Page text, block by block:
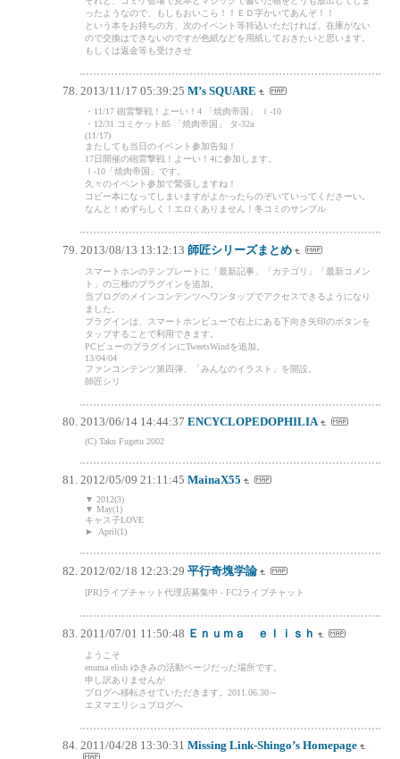
ったようなので、もしもおいこら！！ＥＤ字かいてあんぞ！！
という本をお持ちの方、次のイベント等持込いただければ、在庫がない
ので交換はできないのですが色紙などを用紙しておきたいと思います。
もしくは返金等も受けさせ
2013/11/17 05:39:25 M’s SQUARE
・11/17 砲雷撃戦！よーい！4 「焼肉帝国」 Ｉ-10
・12/31 コミケット85 「焼肉帝国」 タ-32a
(11/17)
またしても当日のイベント参加告知！
17日開催の砲雷撃戦！よーい！4に参加します。
Ｉ-10「焼肉帝国」です。
久々のイベント参加で緊張しますね！
コピー本になってしまいますがよかったらのぞいていってくださーい。
なんと！めずらしく！エロくありません！冬コミのサンプル
2013/08/13 13:12:13 師匠シリーズまとめ
スマートホンのテンプレートに「最新記事」「カテゴリ」「最新コメン
ト」の三種のプラグインを追加。
当ブログのメインコンテンツへワンタップでアクセスできるようになり
ました。
プラグインは、スマートホンビューで右上にある下向き矢印のボタンを
タップすることで利用できます。
PCビューのプラグインにTweetsWindを追加。
13/04/04
ファンコンテンツ第四弾、「みんなのイラスト」を開設。
師匠シリ
2013/06/14 14:44:37 ENCYCLOPEDOPHILIA
(C) Taku Fugetu 2002
2012/05/09 21:11:45 MainaX55
▼ 2012(3)
▼ May(1)
キャス子LOVE
► April(1)
2012/02/18 12:23:29 平行奇塊学論
[PR]ライブチャット代理店募集中 - FC2ライブチャット
2011/07/01 11:50:48 Ｅｎｕｍａ ｅｌｉｓｈ
ようこそ
enuma elish ゆきみの活動ページだった場所です。
申し訳ありませんが
ブログへ移転させていただきます。2011.06.30～
エヌマエリシュブログへ
2011/04/28 13:30:31 Missing Link-Shingo’s Homepage